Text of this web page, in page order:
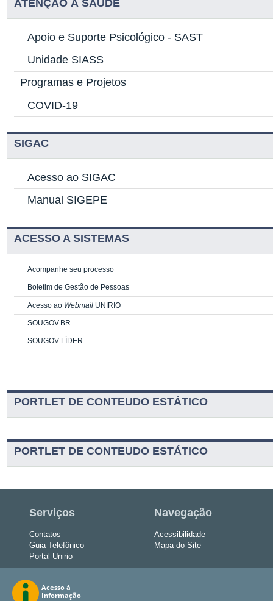
ATENÇÃO À SAÚDE
Apoio e Suporte Psicológico - SAST
Unidade SIASS
Programas e Projetos
COVID-19
SIGAC
Acesso ao SIGAC
Manual SIGEPE
ACESSO A SISTEMAS
Acompanhe seu processo
Boletim de Gestão de Pessoas
Acesso ao Webmail UNIRIO
SOUGOV.BR
SOUGOV LÍDER
PORTLET DE CONTEUDO ESTÁTICO
PORTLET DE CONTEUDO ESTÁTICO
Serviços
Contatos
Guia Telefônico
Portal Unirio
Navegação
Acessibilidade
Mapa do Site